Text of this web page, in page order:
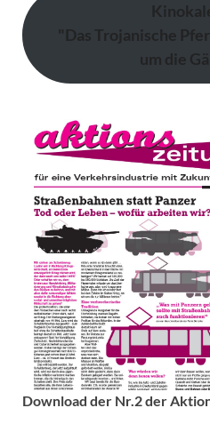
"Das Trojanische
um die
Download der Nr.2 der